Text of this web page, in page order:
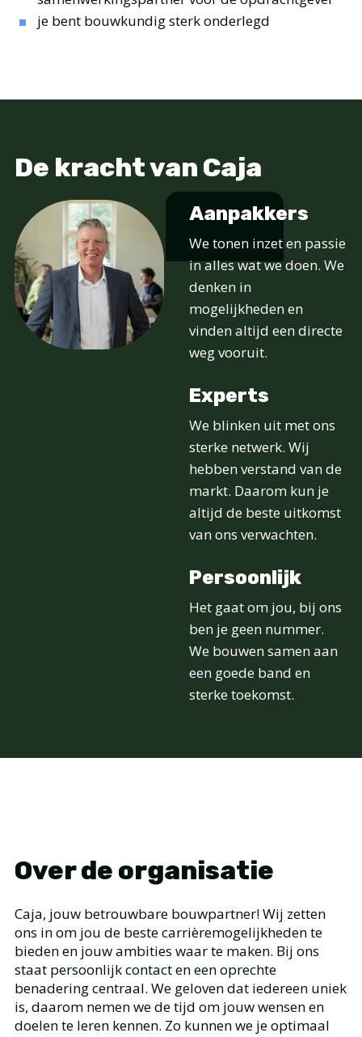
je bent bouwkundig sterk onderlegd
De kracht van Caja
Aanpakkers
We tonen inzet en passie
in alles wat we doen. We
denken in
mogelijkheden en
vinden altijd een directe
weg vooruit.
Experts
We blinken uit met ons
sterke netwerk. Wij
hebben verstand van de
markt. Daarom kun je
altijd de beste uitkomst
van ons verwachten.
Persoonlijk
Het gaat om jou, bij ons
ben je geen nummer.
We bouwen samen aan
een goede band en
sterke toekomst.
Over de organisatie
Caja, jouw betrouwbare bouwpartner! Wij zetten
ons in om jou de beste carrièremogelijkheden te
bieden en jouw ambities waar te maken. Bij ons
staat persoonlijk contact en een oprechte
benadering centraal. We geloven dat iedereen uniek
is, daarom nemen we de tijd om jouw wensen en
doelen te leren kennen. Zo kunnen we je optimaal